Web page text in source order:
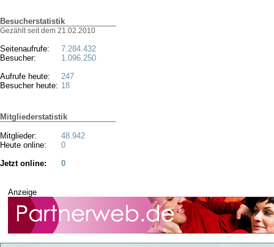
Besucherstatistik
Gezählt seit dem 21.02.2010
Seitenaufrufe:
Besucher:
Aufrufe heute:
Besucher heute:
7.284.432
1.096.250
247
18
Mitgliederstatistik
Mitglieder:
Heute online:
48.942
0
Jetzt online:
0
Anzeige